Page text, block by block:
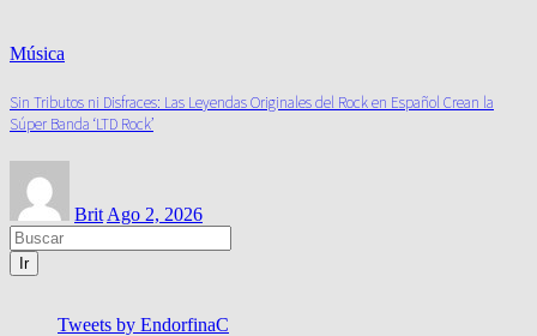
Música
Sin Tributos ni Disfraces: Las Leyendas Originales del Rock en Español Crean la
Súper Banda ‘LTD Rock’
Brit Ago 2, 2026
Ir
Tweets by EndorfinaC